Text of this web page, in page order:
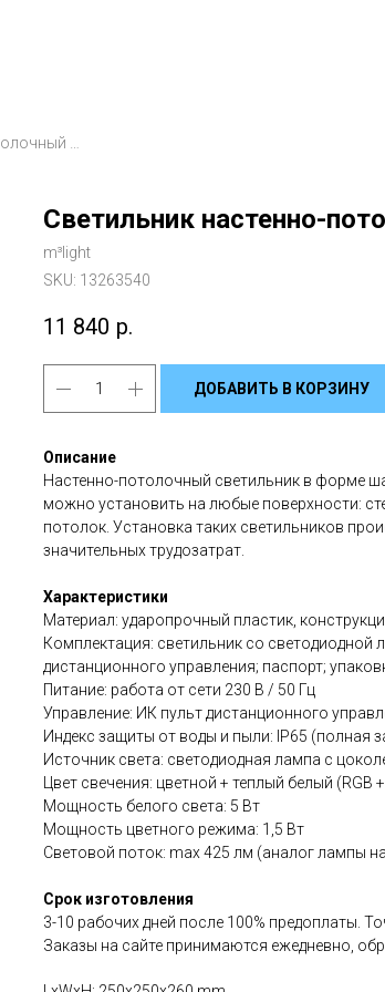
Светильник настенно-
m³light
SKU: 13263540
11 840 р.
ДОБАВИТЬ В КОРЗИНУ
Описание
Настенно-потолочный светильник в форме
можно установить на любые поверхности:
потолок. Установка таких светильников
значительных трудозатрат.
Характеристики
Материал: ударопрочный пластик,
Комплектация: светильник со светодиодной
дистанционного управления; паспорт;
Питание: работа от сети 230 В / 50 Гц
Управление: ИК пульт дистанционного
Индекс защиты от воды и пыли: IP65 (полная
Источник света: светодиодная лампа с
Цвет свечения: цветной + теплый белый (RGB
Мощность белого света: 5 Вт
Мощность цветного режима: 1,5 Вт
Световой поток: max 425 лм (аналог лампы
Срок изготовления
3-10 рабочих дней после 100% предоплаты.
Заказы на сайте принимаются ежедневно,